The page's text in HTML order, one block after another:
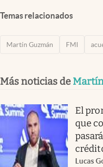
Temas relacionados
Martín Guzmán FMI
Más noticias de
El
que
Lucas